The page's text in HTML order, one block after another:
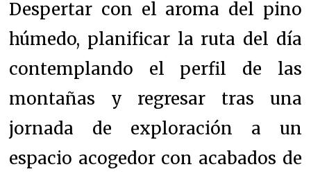
Despertar con el aroma del pino
húmedo, planificar la ruta del día
contemplando el perfil de las
montañas y regresar tras una
jornada de exploración a un
espacio acogedor con acabados de